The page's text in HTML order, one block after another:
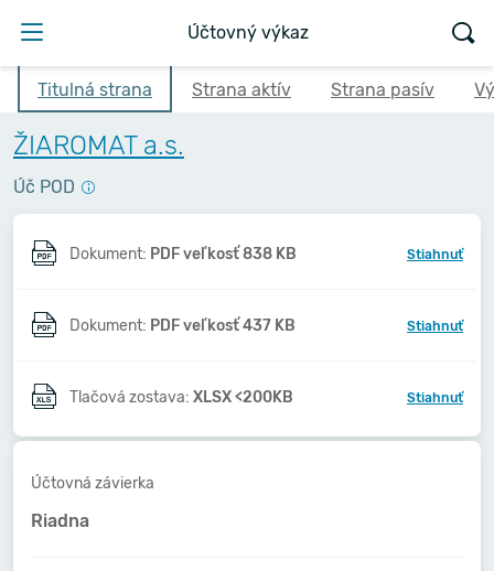
Účtovný výkaz
Titulná strana Strana aktív Strana pasív
ŽIAROMAT a.s.
Úč POD
Dokument: PDF veľkosť 838 KB Stiahnuť
Dokument: PDF veľkosť 437 KB Stiahnuť
Tlačová zostava: XLSX <200KB Stiahnuť
Účtovná závierka
Riadna